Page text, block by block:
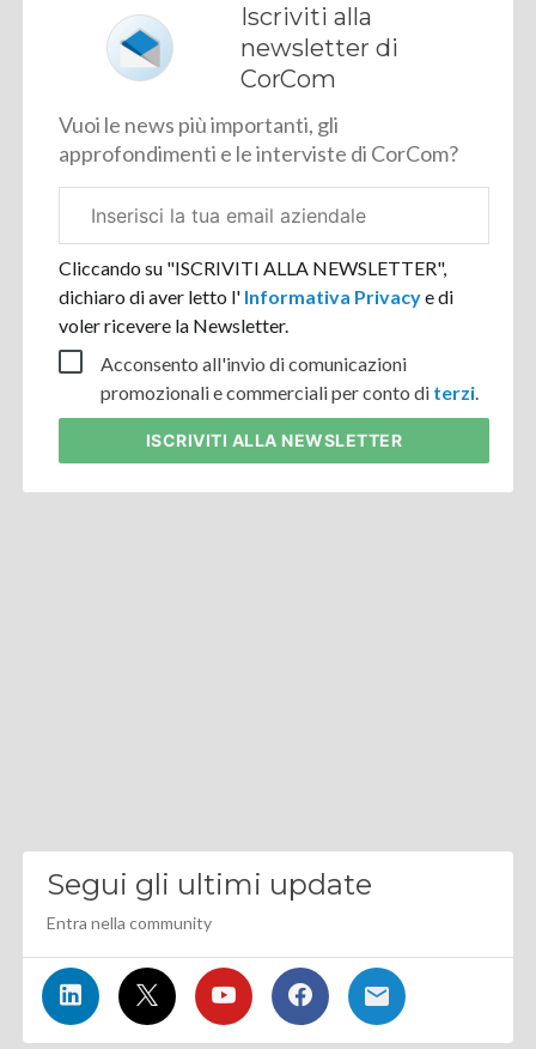
Iscriviti alla
newsletter di
CorCom
Vuoi le news più importanti, gli
approfondimenti e le interviste di CorCom?
aziendale
Cliccando su "ISCRIVITI ALLA NEWSLETTER",
dichiaro di aver letto l' Informativa Privacye di
voler ricevere la Newsletter.
Acconsento all'invio di comunicazioni
promozionali e commerciali per conto di terzi
ISCRIVITI ALLA NEWSLETTER
Segui gli ultimi update
Entra nella community